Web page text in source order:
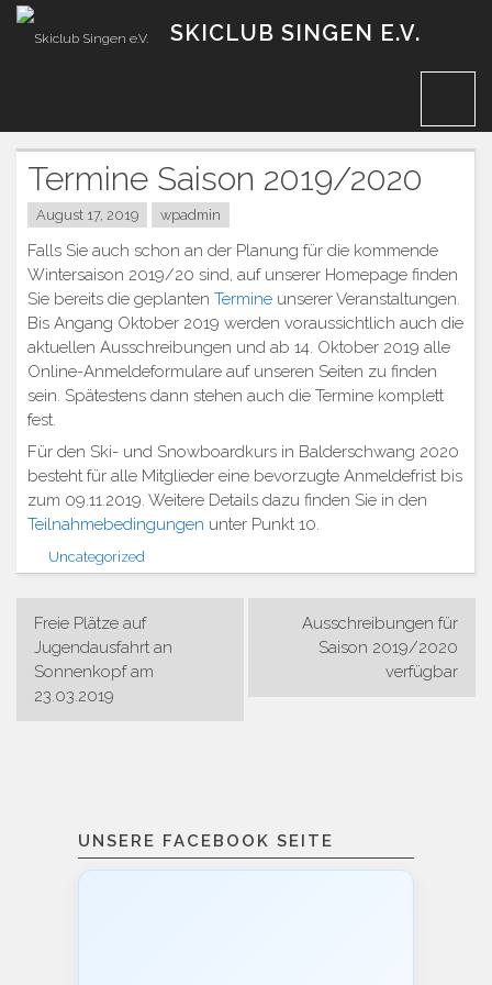
Zum
Inhalt
SKICLUB SINGEN E.V.
Termine Saison 2019/2020
August 17, 2019 wpadmin
Falls Sie auch schon an der Planung für die kommende
Wintersaison 2019/20 sind, auf unserer Homepage finden
Sie bereits die geplanten Termine unserer Veranstaltungen.
Bis Angang Oktober 2019 werden voraussichtlich auch die
aktuellen Ausschreibungen und ab 14. Oktober 2019 alle
Online-Anmeldeformulare auf unseren Seiten zu finden
sein. Spätestens dann stehen auch die Termine komplett
fest.
Für den Ski- und Snowboardkurs in Balderschwang 2020
besteht für alle Mitglieder eine bevorzugte Anmeldefrist bis
zum 09.11.2019. Weitere Details dazu finden Sie in den
Teilnahmebedingungen unter Punkt 10.
Uncategorized
Beitragsnavigation
Freie Plätze auf
Jugendausfahrt an
Sonnenkopf am
23.03.2019
Ausschreibungen für
Saison 2019/2020
verfügbar
UNSERE FACEBOOK SEITE